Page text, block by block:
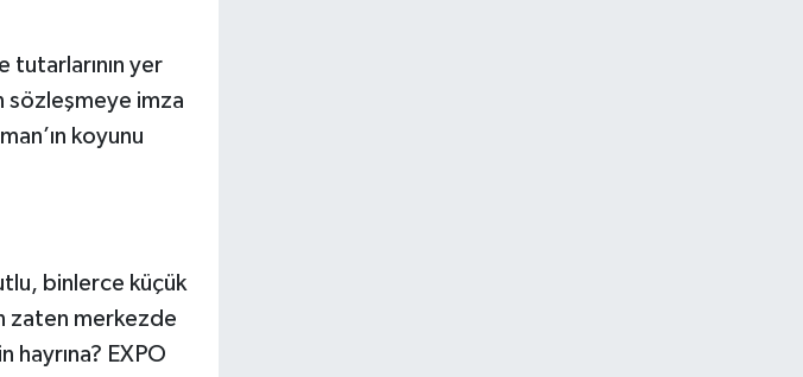
tutarlarının yer
sözleşmeye imza
koyunu
binlerce küçük
zaten merkezde
hayrına? EXPO